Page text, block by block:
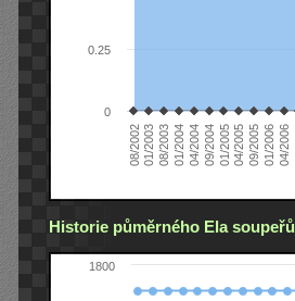
08/200201/200308/200301/200404/200409/200401/200504/200509/200501/200604/2006
0
0.25
Historie půměrného Ela
1800